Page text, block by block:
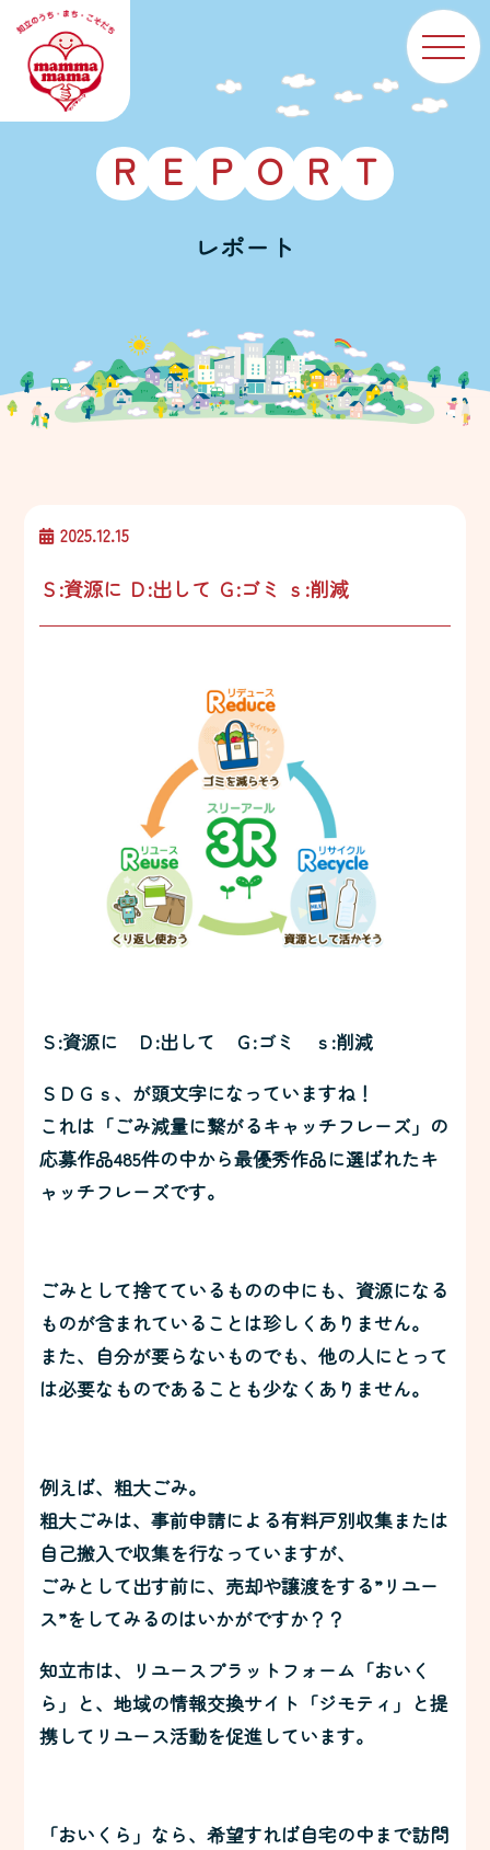
R E P O R T
レポート
2025.12.15
Ｓ:資源に Ｄ:出して Ｇ:ゴミ ｓ:削減
Ｓ:資源に Ｄ:出して Ｇ:ゴミ ｓ:削減
ＳＤＧｓ、が頭文字になっていますね！
これは「ごみ減量に繋がるキャッチフレーズ」の
応募作品485件の中から最優秀作品に選ばれたキ
ャッチフレーズです。
ごみとして捨てているものの中にも、資源になる
ものが含まれていることは珍しくありません。
また、自分が要らないものでも、他の人にとって
は必要なものであることも少なくありません。
例えば、粗大ごみ。
粗大ごみは、事前申請による有料戸別収集または
自己搬入で収集を行なっていますが、
ごみとして出す前に、売却や譲渡をする”リユー
ス”をしてみるのはいかがですか？？
知立市は、リユースプラットフォーム「おいく
ら」と、地域の情報交換サイト「ジモティ」と提
携してリユース活動を促進しています。
「おいくら」なら、希望すれば自宅の中まで訪問